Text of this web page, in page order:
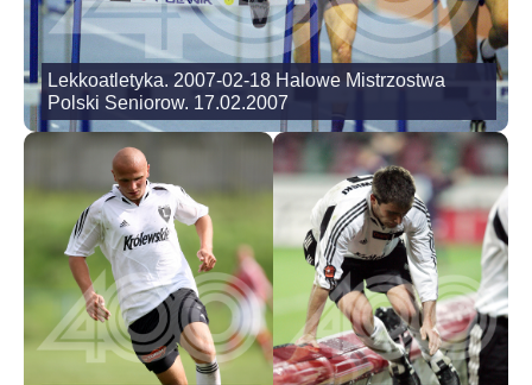
Lekkoatletyka. 2007-02-18 Halowe Mistrzostwa
Polski Seniorow. 17.02.2007